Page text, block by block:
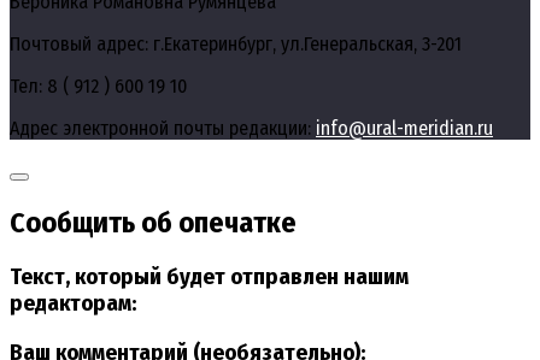
Почтовый адрес: г.Екатеринбург, ул.Генеральская, 3-201
Тел: 8 ( 912 ) 600 19 10
Адрес электронной почты редакции: info@ural-meridian.ru
Сообщить об опечатке
Текст, который будет отправлен нашим
редакторам:
Ваш комментарий (необязательно):